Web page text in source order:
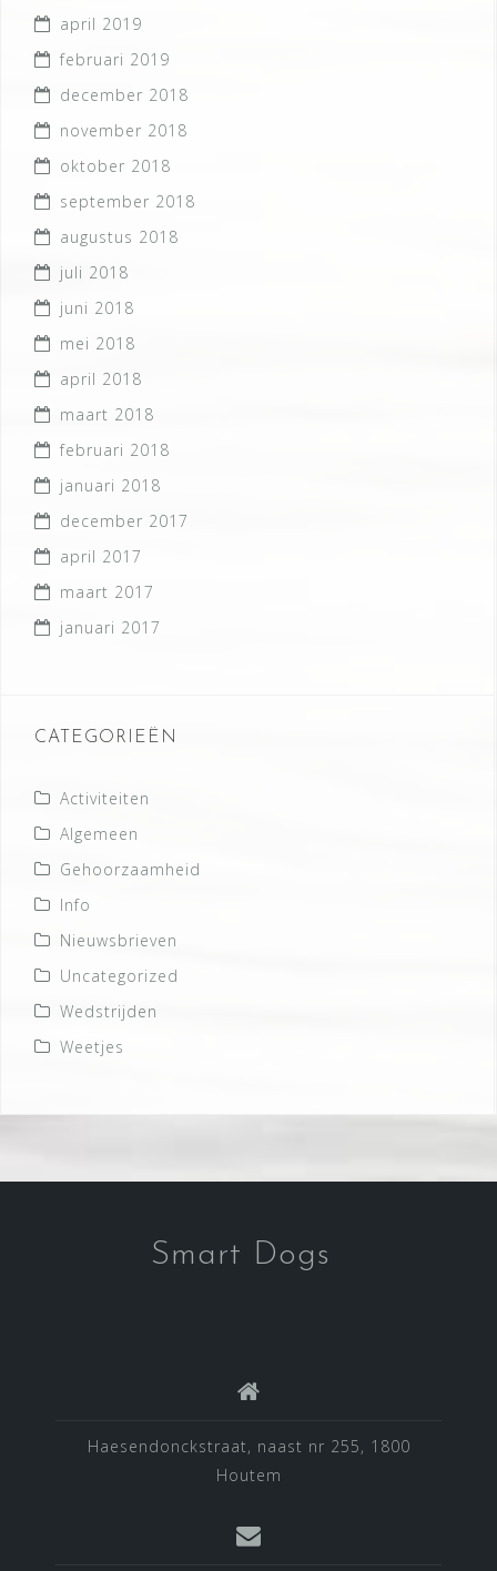
april 2019
februari 2019
december 2018
november 2018
oktober 2018
september 2018
augustus 2018
juli 2018
juni 2018
mei 2018
april 2018
maart 2018
februari 2018
januari 2018
december 2017
april 2017
maart 2017
januari 2017
CATEGORIEËN
Activiteiten
Algemeen
Gehoorzaamheid
Info
Nieuwsbrieven
Uncategorized
Wedstrijden
Weetjes
Smart Dogs
Haesendonckstraat, naast nr 255, 1800
Houtem